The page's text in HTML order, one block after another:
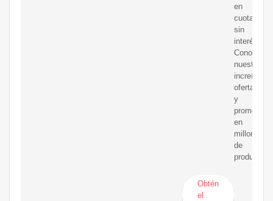
en
cuotas
sin
interés!
Conozca
nuestras
increíbles
ofertas
y
en
millones
de
productos.
Obtén
el